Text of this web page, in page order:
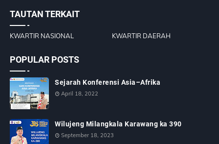
TAUTAN TERKAIT
KWARTIR NASIONAL KWARTIR DAERAH
POPULAR POSTS
Sejarah Konferensi Asia–Afrika
April 18, 2022
Wilujeng Milangkala Karawang ka 390
September 18, 2023